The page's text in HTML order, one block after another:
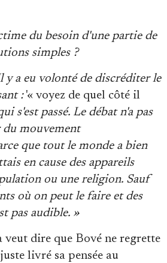
du besoin d'une partie de
simples ?
y a eu volonté de discréditer le
:'« voyez de quel côté il
s'est passé. Le débat n'a pas
mouvement
que tout le monde a bien
en cause des appareils
ou une religion. Sauf
où on peut le faire et des
pas audible. »
veut dire que Bové ne regrette
livré sa pensée au